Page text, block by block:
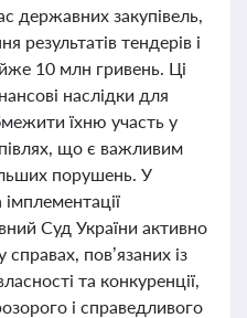
державних закупівель,
результатів тендерів і
10 млн гривень. Ці
наслідки для
їхню участь у
що є важливим
порушень. У
імплементації
Суд України активно
пов’язаних із
та конкуренції,
і справедливого